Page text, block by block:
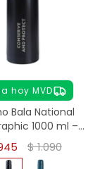
hoy MVD
Bala National
1000 ml –
- NEGRO
$1.090